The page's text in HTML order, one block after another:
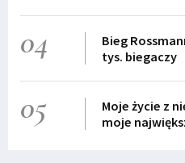
04
Bieg
tys. biegaczy
05
Moje życie z
moje